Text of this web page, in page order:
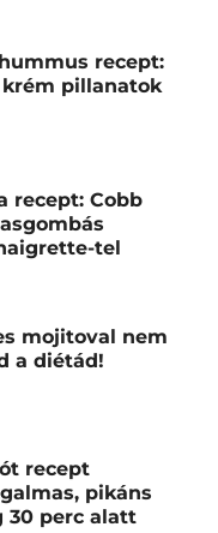
recept:
krém pillanatok
recept: Cobb
tel
mojitoval nem
a diétád!
recept
pikáns
30 perc alatt